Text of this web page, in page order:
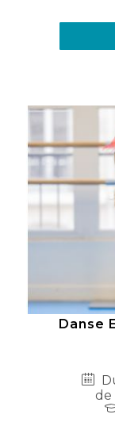
Danse
de